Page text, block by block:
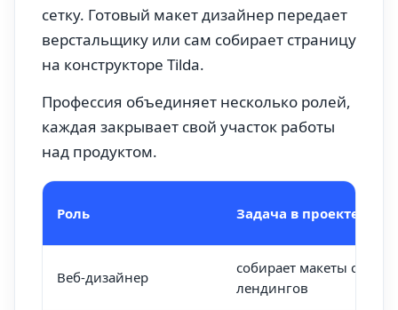
сетку. Готовый макет дизайнер передает
верстальщику или сам собирает страницу
на конструкторе Tilda.
Профессия объединяет несколько ролей,
каждая закрывает свой участок работы
над продуктом.
Роль Задача в проекте
Веб-дизайнер
собирает макеты
лендингов